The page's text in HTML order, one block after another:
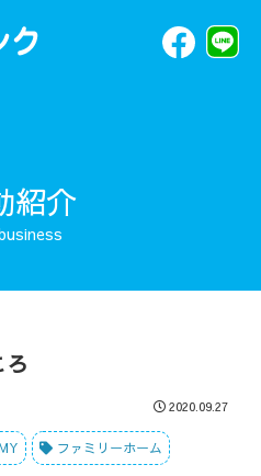
紹介
2020.09.27
ファミリーホーム